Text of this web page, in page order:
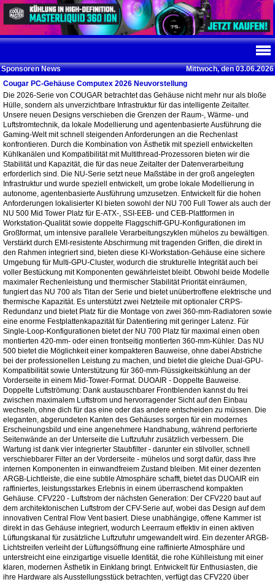
Sponsoren News
Mittwoch, den 03.06.2026
Cougar PC-Gehäuse Computex 2026 Neuvorstellung
Die 2026-Serie von COUGAR betrachtet das Gehäuse nicht mehr nur als bloße
Hülle, sondern als unverzichtbare Infrastruktur für das intelligente Zeitalter.
Unsere neuen Designs verschieben die Grenzen der Raum-, Wärme- und
Luftstromtechnik, da lokale Modellierung und agentenbasierte Ausführung die
Gaming-Welt mit schnell steigenden Anforderungen an die Rechenlast
konfrontieren. Durch die Kombination von Ästhetik mit speziell entwickelten
Kühlkanälen und Kompatibilität mit Multithread-Prozessoren bieten wir die
Stabilität und Kapazität, die für das neue Zeitalter der Datenverarbeitung
erforderlich sind. Die NU-Serie setzt neue Maßstäbe in der groß angelegten
Infrastruktur und wurde speziell entwickelt, um grobe lokale Modellierung in
autonome, agentenbasierte Ausführung umzusetzen. Entwickelt für die hohen
Anforderungen lokalisierter KI bieten sowohl der NU 700 Full Tower als auch der
NU 500 Mid Tower Platz für E-ATX-, SSI-EEB- und CEB-Plattformen in
Workstation-Qualität sowie doppelte Flaggschiff-GPU-Konfigurationen im
Großformat, um intensive parallele Verarbeitungszyklen mühelos zu bewältigen.
Verstärkt durch EMI-resistente Abschirmung mit tragenden Griffen, die direkt in
den Rahmen integriert sind, bieten diese KI-Workstation-Gehäuse eine sichere
Umgebung für Multi-GPU-Cluster, wodurch die strukturelle Integrität auch bei
voller Bestückung mit Komponenten gewährleistet bleibt. Obwohl beide Modelle
maximaler Rechenleistung und thermischer Stabilität Priorität einräumen,
fungiert das NU 700 als Titan der Serie und bietet unübertroffene elektrische und
thermische Kapazität. Es unterstützt zwei Netzteile mit optionaler CRPS-
Redundanz und bietet Platz für die Montage von zwei 360-mm-Radiatoren sowie
eine enorme Festplattenkapazität für Datentiering mit geringer Latenz. Für
Single-Loop-Konfigurationen bietet der NU 700 Platz für maximal einen oben
montierten 420-mm- oder einen frontseitig montierten 360-mm-Kühler. Das NU
500 bietet die Möglichkeit einer kompakteren Bauweise, ohne dabei Abstriche
bei der professionellen Leistung zu machen, und bietet die gleiche Dual-GPU-
Kompatibilität sowie Unterstützung für 360-mm-Flüssigkeitskühlung an der
Vorderseite in einem Mid-Tower-Format. DUOAIR - Doppelte Bauweise.
Doppelte Luftströmung: Dank austauschbarer Frontblenden kannst du frei
zwischen maximalem Luftstrom und hervorragender Sicht auf den Einbau
wechseln, ohne dich für das eine oder das andere entscheiden zu müssen. Die
eleganten, abgerundeten Kanten des Gehäuses sorgen für ein modernes
Erscheinungsbild und eine angenehmere Handhabung, während perforierte
Seitenwände an der Unterseite die Luftzufuhr zusätzlich verbessern. Die
Wartung ist dank vier integrierter Staubfilter - darunter ein stilvoller, schnell
verschiebbarer Filter an der Vorderseite - mühelos und sorgt dafür, dass Ihre
internen Komponenten in einwandfreiem Zustand bleiben. Mit einer dezenten
ARGB-Lichtleiste, die eine subtile Atmosphäre schafft, bietet das DUOAIR ein
raffiniertes, leistungsstarkes Erlebnis in einem überraschend kompakten
Gehäuse. CFV220 - Luftstrom der nächsten Generation: Der CFV220 baut auf
dem architektonischen Luftstrom der CFV-Serie auf, wobei das Design auf dem
innovativen Central Flow Vent basiert. Diese unabhängige, offene Kammer ist
direkt in das Gehäuse integriert, wodurch Leerraum effektiv in einen aktiven
Lüftungskanal für zusätzliche Luftzufuhr umgewandelt wird. Ein dezenter ARGB-
Lichtstreifen verleiht der Lüftungsöffnung eine raffinierte Atmosphäre und
unterstreicht eine einzigartige visuelle Identität, die rohe Kühlleistung mit einer
klaren, modernen Ästhetik in Einklang bringt. Entwickelt für Enthusiasten, die
ihre Hardware als Ausstellungsstück betrachten, verfügt das CFV220 über